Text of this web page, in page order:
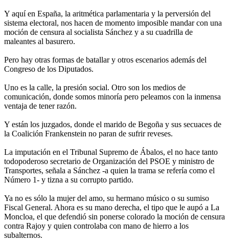
Y aquí en España, la aritmética parlamentaria y la perversión del
sistema electoral, nos hacen de momento imposible mandar con una
moción de censura al socialista Sánchez y a su cuadrilla de
maleantes al basurero.
Pero hay otras formas de batallar y otros escenarios además del
Congreso de los Diputados.
Uno es la calle, la presión social. Otro son los medios de
comunicación, donde somos minoría pero peleamos con la inmensa
ventaja de tener razón.
Y están los juzgados, donde el marido de Begoña y sus secuaces de
la Coalición Frankenstein no paran de sufrir reveses.
La imputación en el Tribunal Supremo de Ábalos, el no hace tanto
todopoderoso secretario de Organización del PSOE y ministro de
Transportes, señala a Sánchez -a quien la trama se refería como el
Número 1- y tizna a su corrupto partido.
Ya no es sólo la mujer del amo, su hermano músico o su sumiso
Fiscal General. Ahora es su mano derecha, el tipo que le aupó a La
Moncloa, el que defendió sin ponerse colorado la moción de censura
contra Rajoy y quien controlaba con mano de hierro a los
subalternos.